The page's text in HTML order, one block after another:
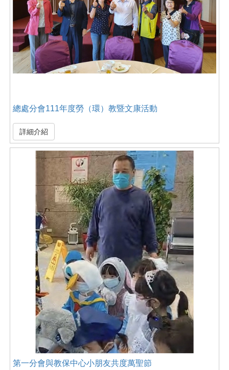
總處分會111年度勞（環）教暨文康活動
詳細介紹
第一分會與教保中心小朋友共度萬聖節